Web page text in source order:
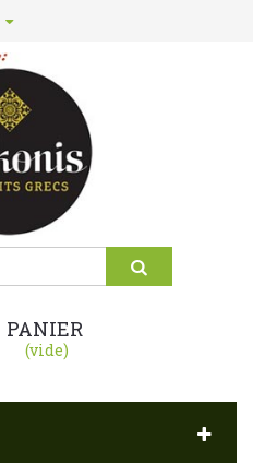
PANIER
(vide)